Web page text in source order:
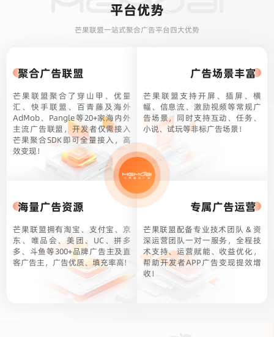
平台优势
芒果联盟一站式聚合广告平台四大优势
聚合广告联盟
芒果联盟聚合了穿山甲、优量
汇、快手联盟、百青藤及海外
AdMob、Pangle等20+家海内外
主流广告联盟，开发者仅需接入
芒果聚合SDK即可全量接入，高
效变现！
广告场景丰富
芒果联盟支持开屏、插屏、横
幅、信息流、激励视频等常规广
告场景，同时支持互动、任务、
小说、试玩等非标广告场景！
海量广告资源
芒果联盟拥有淘宝、支付宝、京
东、唯品会、美团、UC、拼多
多、斗鱼等300+品牌广告主及直
客广告主，广告优质、填充率高!
专属广告运营
芒果联盟配备专业技术团队 & 资
深运营团队一对一服务，全程技
术支持、运营赋能、收益优化，
帮助开发者APP广告变现提效增
收！